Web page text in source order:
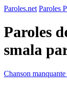
Paroles.net Paroles
Paroles
smala
Chanson